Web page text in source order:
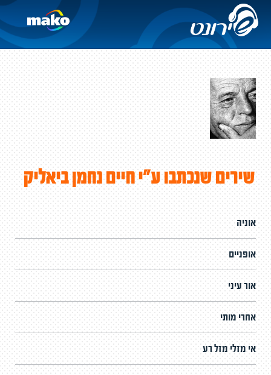
שירים שנכתבו ע"י חיים נחמן ביאליק
אוניה
אופניים
אור עיני
אחרי מותי
אי מזלי מזל רע